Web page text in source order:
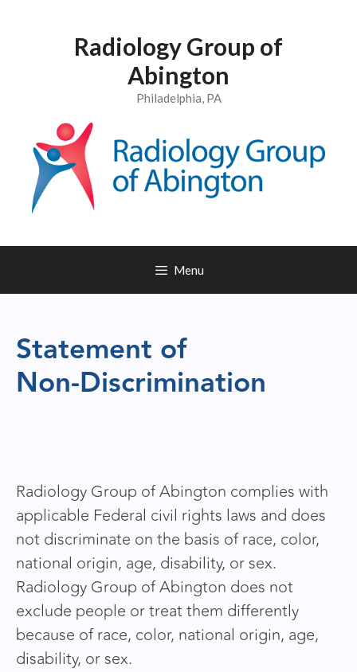
Radiology Group of
Abington
Philadelphia, PA
Menu
Statement of
Non-Discrimination
Radiology Group of Abington complies with
applicable Federal civil rights laws and does
not discriminate on the basis of race, color,
national origin, age, disability, or sex.
Radiology Group of Abington does not
exclude people or treat them differently
because of race, color, national origin, age,
disability, or sex.